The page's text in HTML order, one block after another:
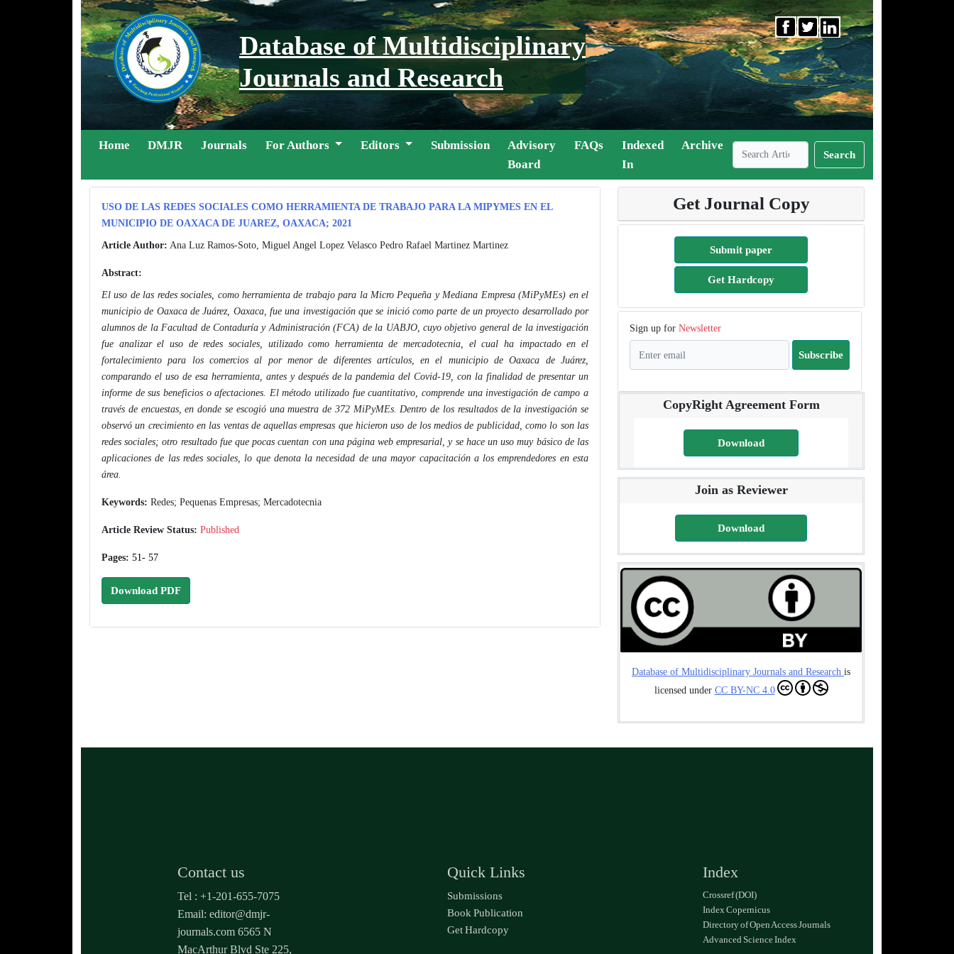
Database of Multidisciplinary
Journals and Research
Home DMJR Journals For Authors Editors Submission
Advisory
Board
FAQs
Indexed
In
Archive
Search
USO DE LAS REDES SOCIALES COMO HERRAMIENTA DE TRABAJO PARA LA MIPYMES EN EL
MUNICIPIO DE OAXACA DE JUAREZ, OAXACA; 2021
Article Author: Ana Luz Ramos-Soto, Miguel Angel Lopez Velasco Pedro Rafael Martinez Martinez
Abstract:
El uso de las redes sociales, como herramienta de trabajo para la Micro Pequeña y Mediana Empresa (MiPyMEs) en el
municipio de Oaxaca de Juárez, Oaxaca, fue una investigación que se inició como parte de un proyecto desarrollado por
alumnos de la Facultad de Contaduría y Administración (FCA) de la UABJO, cuyo objetivo general de la investigación
fue analizar el uso de redes sociales, utilizado como herramienta de mercadotecnia, el cual ha impactado en el
fortalecimiento para los comercios al por menor de diferentes artículos, en el municipio de Oaxaca de Juárez,
comparando el uso de esa herramienta, antes y después de la pandemia del Covid-19, con la finalidad de presentar un
informe de sus beneficios o afectaciones. El método utilizado fue cuantitativo, comprende una investigación de campo a
través de encuestas, en donde se escogió una muestra de 372 MiPyMEs. Dentro de los resultados de la investigación se
observó un crecimiento en las ventas de aquellas empresas que hicieron uso de los medios de publicidad, como lo son las
redes sociales; otro resultado fue que pocas cuentan con una página web empresarial, y se hace un uso muy básico de las
aplicaciones de las redes sociales, lo que denota la necesidad de una mayor capacitación a los emprendedores en esta
área.
Keywords: Redes; Pequenas Empresas; Mercadotecnia
Article Review Status: Published
Pages: 51- 57
Download PDF
Get Journal Copy
Submit paper
Get Hardcopy
Sign up for Newsletter
Subscribe
CopyRight Agreement Form
Download
Join as Reviewer
Download
Database of Multidisciplinary Journals and Research is
licensed under CC BY-NC 4.0
Contact us
Tel : +1-201-655-7075
Email: editor@dmjr-
journals.com 6565 N
MacArthur Blvd Ste 225,
Quick Links
Submissions
Book Publication
Get Hardcopy
Index
Crossref (DOI)
Index Copernicus
Directory of Open Access Journals
Advanced Science Index